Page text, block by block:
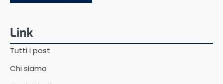
Link
Tutti i post
Chi siamo